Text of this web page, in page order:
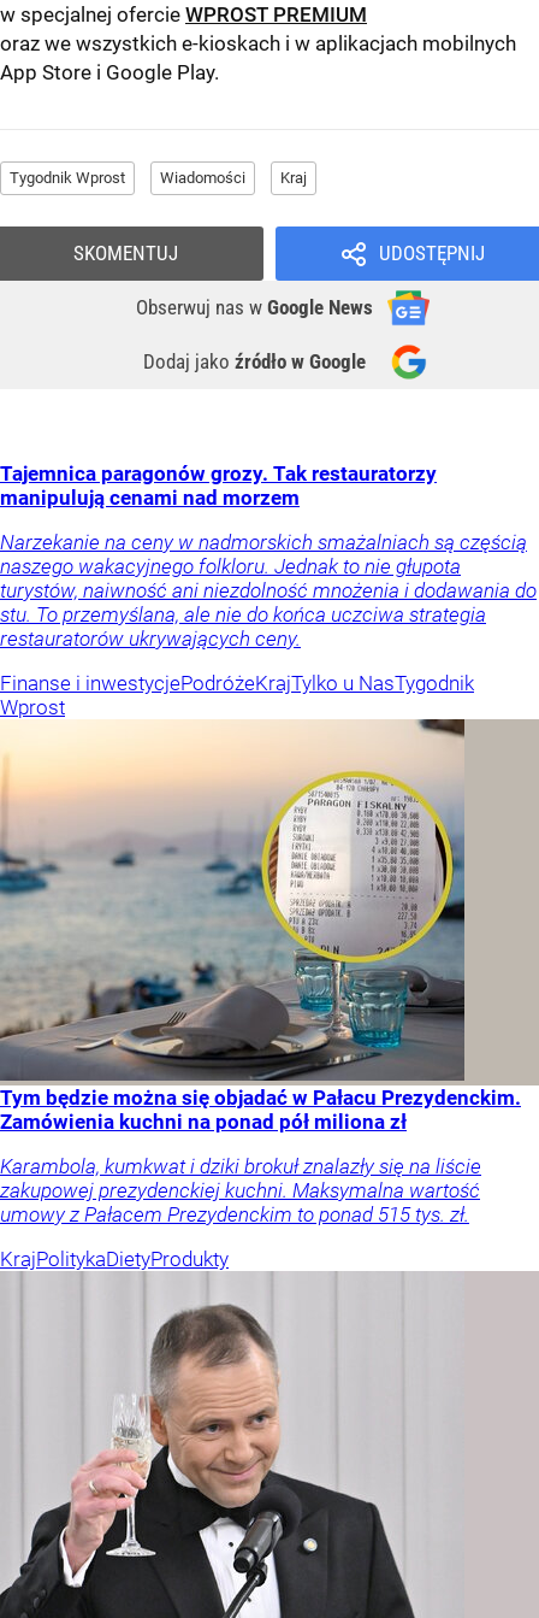
w specjalnej ofercie WPROST PREMIUM
oraz we wszystkich e-kioskach i w aplikacjach mobilnych
App Store i Google Play.
Tygodnik Wprost Wiadomości Kraj
UDOSTĘPNIJ
Obserwuj nas w Google News
Dodaj jako źródło w Google
SKOMENTUJ
Tajemnica paragonów grozy. Tak restauratorzy
manipulują cenami nad morzem
Narzekanie na ceny w nadmorskich smażalniach są częścią
naszego wakacyjnego folkloru. Jednak to nie głupota
turystów, naiwność ani niezdolność mnożenia i dodawania do
stu. To przemyślana, ale nie do końca uczciwa strategia
restauratorów ukrywających ceny.
Finanse i inwestycjePodróżeKrajTylko u NasTygodnik
Wprost
Tym będzie można się objadać w Pałacu Prezydenckim.
Zamówienia kuchni na ponad pół miliona zł
Karambola, kumkwat i dziki brokuł znalazły się na liście
zakupowej prezydenckiej kuchni. Maksymalna wartość
umowy z Pałacem Prezydenckim to ponad 515 tys. zł.
KrajPolitykaDietyProdukty